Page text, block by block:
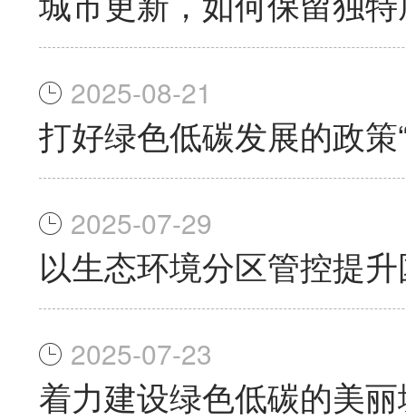
2025-08-21
打好绿色低碳发展的政策
2025-07-29
以生态环境分区管控提
2025-07-23
着力建设绿色低碳的美